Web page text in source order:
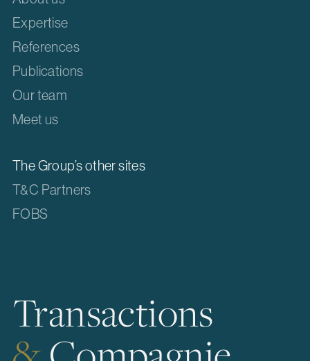
Expertise
References
Publications
Our team
Meet us
The Group’s other sites
T&C Partners
FOBS
Transactions